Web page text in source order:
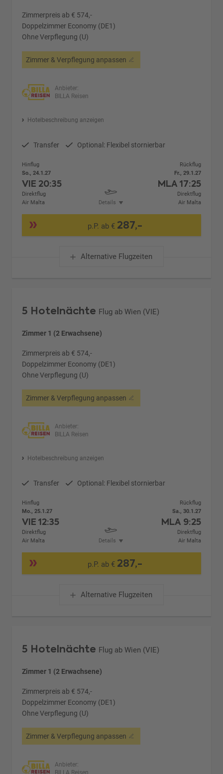
Zimmerpreis ab € 574,-
Doppelzimmer Economy (DE1)
Ohne Verpflegung (U)
Zimmer & Verpflegung anpassen
Anbieter:
BILLA Reisen
Hotelbeschreibung anzeigen
Transfer Optional: Flexibel stornierbar
Hinflug
So., 24.1.27
VIE 20:35
Direktflug
Air Malta
Details
Rückflug
Fr., 29.1.27
MLA 17:25
Direktflug
Air Malta
p.P. ab € 287,-
Alternative Flugzeiten
5 Hotelnächte Flug ab Wien (VIE)
Zimmer 1 (2 Erwachsene)
Zimmerpreis ab € 574,-
Doppelzimmer Economy (DE1)
Ohne Verpflegung (U)
Zimmer & Verpflegung anpassen
Anbieter:
BILLA Reisen
Hotelbeschreibung anzeigen
Transfer Optional: Flexibel stornierbar
Hinflug
Mo., 25.1.27
VIE12:35
Direktflug
Air Malta
Details
Rückflug
Sa., 30.1.27
MLA 9:25
Direktflug
Air Malta
p.P. ab € 287,-
Alternative Flugzeiten
5 Hotelnächte Flug ab Wien (VIE)
Zimmer 1 (2 Erwachsene)
Zimmerpreis ab € 574,-
Doppelzimmer Economy (DE1)
Ohne Verpflegung (U)
Zimmer & Verpflegung anpassen
Anbieter:
BILLA Reisen